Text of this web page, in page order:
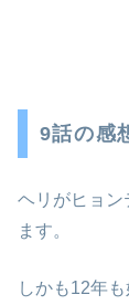
9話の感
ヘリがヒョン
ます。
しかも12年